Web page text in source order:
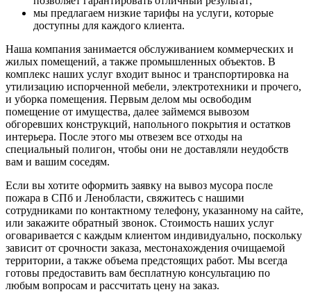
мы предлагаем низкие тарифы на услуги, которые
доступны для каждого клиента.
Наша компания занимается обслуживанием коммерческих и
жилых помещений, а также промышленных объектов. В
комплекс наших услуг входит вынос и транспортировка на
утилизацию испорченной мебели, электротехники и прочего,
и уборка помещения. Первым делом мы освободим
помещение от имущества, далее займемся вывозом
обгоревших конструкций, напольного покрытия и остатков
интерьера. После этого мы отвезем все отходы на
специальный полигон, чтобы они не доставляли неудобств
вам и вашим соседям.
Если вы хотите оформить заявку на вывоз мусора после
пожара в СПб и Ленобласти, свяжитесь с нашими
сотрудниками по контактному телефону, указанному на сайте,
или закажите обратный звонок. Стоимость наших услуг
оговаривается с каждым клиентом индивидуально, поскольку
зависит от срочности заказа, местонахождения очищаемой
территории, а также объема предстоящих работ. Мы всегда
готовы предоставить вам бесплатную консультацию по
любым вопросам и рассчитать цену на заказ.